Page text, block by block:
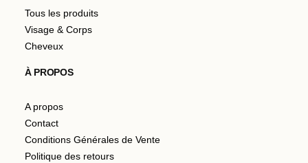
Tous les produits
Visage & Corps
Cheveux
À PROPOS
A propos
Contact
Conditions Générales de Vente
Politique des retours